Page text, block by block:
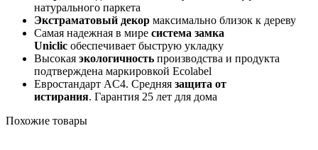
натурального паркета
Экстраматовый декор максимально близок к дереву
Самая надежная в мире система замка
Uniclic обеспечивает быструю укладку
Высокая экологичность производства и продукта
подтверждена маркировкой Ecolabel
Евростандарт AC4. Средняя защита от
истирания. Гарантия 25 лет для дома
Похожие товары